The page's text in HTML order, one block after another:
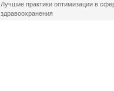
Лучшие практики оптимизации в
здравоохранения